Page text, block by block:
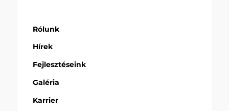
Rólunk
Hírek
Fejlesztéseink
Galéria
Karrier